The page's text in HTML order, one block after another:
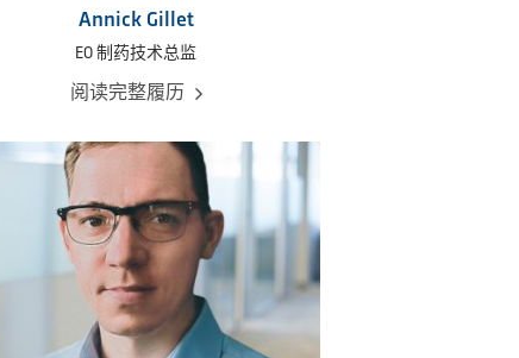
Annick Gillet
EO 制药技术总监
阅读完整履历